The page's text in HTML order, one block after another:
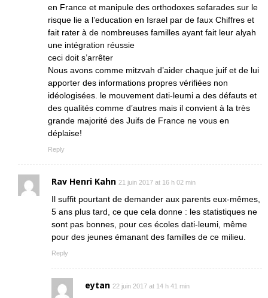
en France et manipule des orthodoxes sefarades sur le
risque lie a l’education en Israel par de faux Chiffres et
fait rater à de nombreuses familles ayant fait leur alyah
une intégration réussie
ceci doit s’arrêter
Nous avons comme mitzvah d’aider chaque juif et de lui
apporter des informations propres vérifiées non
idéologisées. le mouvement dati-leumi a des défauts et
des qualités comme d’autres mais il convient à la très
grande majorité des Juifs de France ne vous en
déplaise!
Reply
Rav Henri Kahn 21 juin 2017 at 16 h 02 min
Il suffit pourtant de demander aux parents eux-mêmes,
5 ans plus tard, ce que cela donne : les statistiques ne
sont pas bonnes, pour ces écoles dati-leumi, même
pour des jeunes émanant des familles de ce milieu.
Reply
eytan 22 juin 2017 at 14 h 41 min